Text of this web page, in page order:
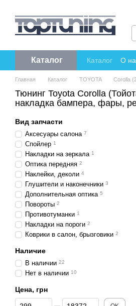
Каталог Каталог О
Политика
Главная Каталог TOYOTA Corolla
Тюнинг Toyota Corolla
накладка бампера, фары,
Вид запчасти
Аксесуары салона 7
Спойлер 1
Накладки на зеркала 1
Оптика передняя 2
Наклейки, деколи 4
Глушители и наконечники 3
Дополнительная оптика 5
Повороты 2
Противотуманки 1
Накладки на пороги 2
Коврики в салон, брызговики 2
Наличие
В наличии 22
Нет в наличии 10
Цена, грн
От Цена, грн
До Цена, грн